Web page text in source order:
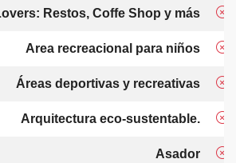
Restos, Coffe Shop y más
Area recreacional para niños
Áreas deportivas y recreativas
Arquitectura eco-sustentable.
Asador